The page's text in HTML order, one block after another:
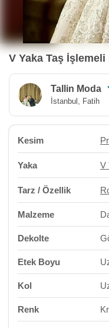
V Yaka Taş
Tallin Moda
İstanbul, Fatih
Kesim
Yaka V
Tarz / Özellik
Malzeme
Dekolte
Etek Boyu
Kol
Renk